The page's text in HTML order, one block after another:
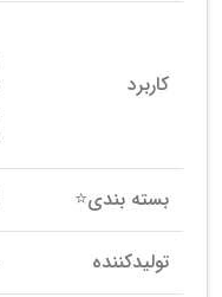
کاربرد
بسته بندی⭐
تولیدکننده